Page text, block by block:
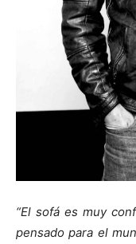
“El sofá es muy
pensado para el